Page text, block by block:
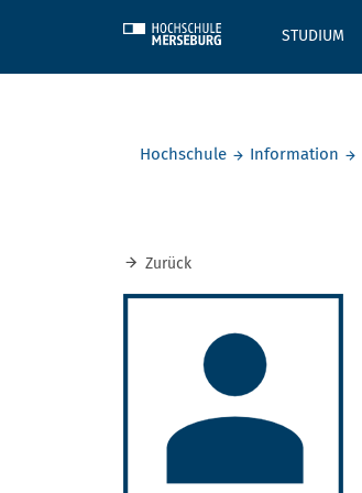
STUDIUM
Hochschule
Information
Zurück